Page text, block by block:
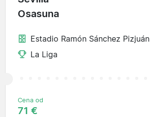
Osasuna
Estadio Ramón Sánchez Pizjuán
La Liga
Cena od
71 €